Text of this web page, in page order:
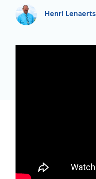
Henri Lenaerts